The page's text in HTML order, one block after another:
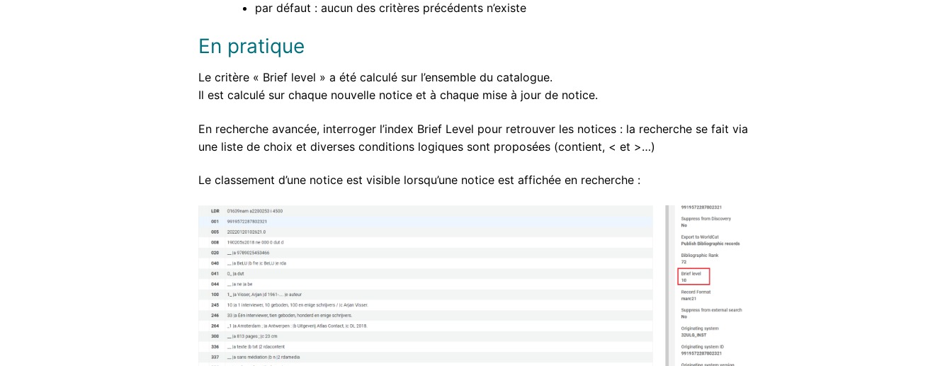
par défaut : aucun des critères précédents n’existe
En pratique
Le critère « Brief level » a été calculé sur l’ensemble du catalogue.
Il est calculé sur chaque nouvelle notice et à chaque mise à jour de notice.
En recherche avancée, interroger l’index Brief Level pour retrouver les notices : la recherche se fait via
une liste de choix et diverses conditions logiques sont proposées (contient, < et >…)
Le classement d’une notice est visible lorsqu’une notice est affichée en recherche :